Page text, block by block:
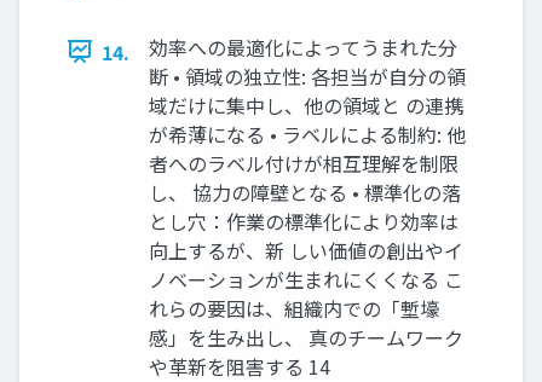
14.
効率への最適化によってうまれた分
断 • 領域の独立性: 各担当が自分の領
域だけに集中し、他の領域と の連携
が希薄になる • ラベルによる制約: 他
者へのラベル付けが相互理解を制限
し、 協力の障壁となる • 標準化の落
とし穴：作業の標準化により効率は
向上するが、新 しい価値の創出やイ
ノベーションが生まれにくくなる こ
れらの要因は、組織内での「塹壕
感」を生み出し、 真のチームワーク
や革新を阻害する 14